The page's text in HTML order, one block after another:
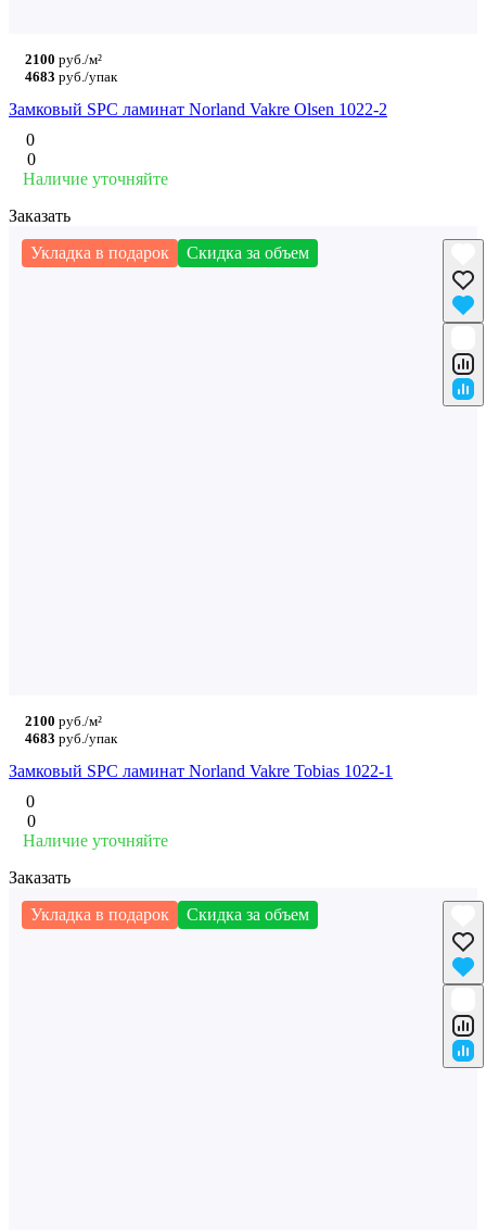
2100 руб./м²
4683 руб./упак
Замковый SPC ламинат Norland Vakre Olsen 1022-2
0
0
Наличие уточняйте
Заказать
Укладка в подарок
Скидка за объем
2100 руб./м²
4683 руб./упак
Замковый SPC ламинат Norland Vakre Tobias 1022-1
0
0
Наличие уточняйте
Заказать
Укладка в подарок
Скидка за объем